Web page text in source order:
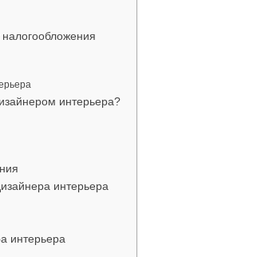
интерьера?
интерьера
интерьера